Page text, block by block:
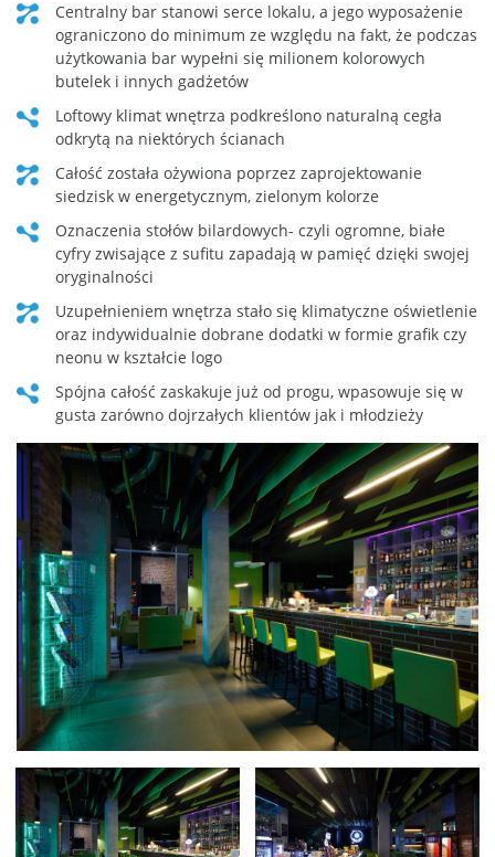
centralny bar stanowi serce lokalu, a jego wyposażenie
ograniczono do minimum ze względu na fakt, że podczas
użytkowania bar wypełni się milionem kolorowych
butelek i innych gadżetów
loftowy klimat wnętrza podkreślono naturalną cegła
odkrytą na niektórych ścianach
całość została ożywiona poprzez zaprojektowanie
siedzisk w energetycznym, zielonym kolorze
oznaczenia stołów bilardowych- czyli ogromne, białe
cyfry zwisające z sufitu zapadają w pamięć dzięki swojej
oryginalności
uzupełnieniem wnętrza stało się klimatyczne oświetlenie
oraz indywidualnie dobrane dodatki w formie grafik czy
neonu w kształcie logo
spójna całość zaskakuje już od progu, wpasowuje się w
gusta zarówno dojrzałych klientów jak i młodzieży